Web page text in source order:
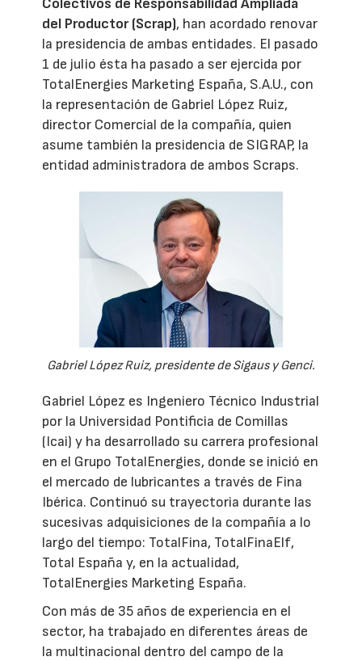
Colectivos de Responsabilidad Ampliada
del Productor (Scrap), han acordado renovar
la presidencia de ambas entidades. El pasado
1 de julio ésta ha pasado a ser ejercida por
TotalEnergies Marketing España, S.A.U., con
la representación de Gabriel López Ruiz,
director Comercial de la compañía, quien
asume también la presidencia de SIGRAP, la
entidad administradora de ambos Scraps.
Gabriel López Ruiz, presidente de Sigaus y Genci.
Gabriel López es Ingeniero Técnico Industrial
por la Universidad Pontificia de Comillas
(Icai) y ha desarrollado su carrera profesional
en el Grupo TotalEnergies, donde se inició en
el mercado de lubricantes a través de Fina
Ibérica. Continuó su trayectoria durante las
sucesivas adquisiciones de la compañía a lo
largo del tiempo: TotalFina, TotalFinaElf,
Total España y, en la actualidad,
TotalEnergies Marketing España.
Con más de 35 años de experiencia en el
sector, ha trabajado en diferentes áreas de
la multinacional dentro del campo de la